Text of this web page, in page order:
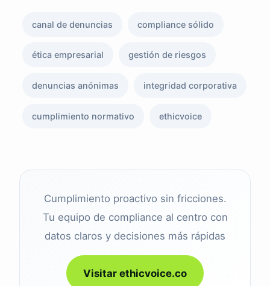
canal de denuncias compliance sólido
ética empresarial gestión de riesgos
denuncias anónimas integridad corporativa
cumplimiento normativo ethicvoice
Cumplimiento proactivo sin fricciones.
Tu equipo de compliance al centro con
datos claros y decisiones más rápidas
Visitar ethicvoice.co